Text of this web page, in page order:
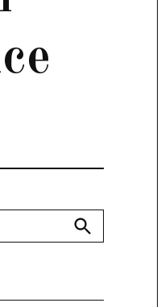
Search